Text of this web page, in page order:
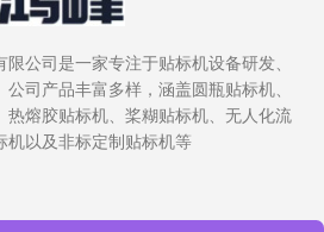
公司是一家专注于贴标机设备研发、
司产品丰富多样，涵盖圆瓶贴标机、
热熔胶贴标机、桨糊贴标机、无人化流
机以及非标定制贴标机等